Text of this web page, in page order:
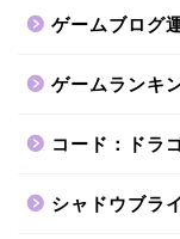
ゲームブログ
ゲームランキ
コード：ドラ
シャドウブラ